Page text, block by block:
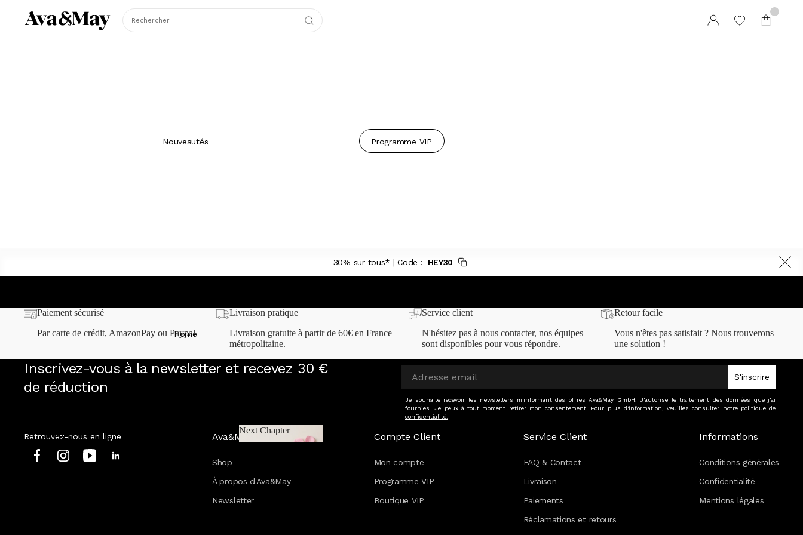
Rechercher
Nouveautés
Home
Home
Tous les produits
Next Chapter
Programme VIP
30% sur tous* | Code : HEY30
Paiement sécurisé
Par carte de crédit, AmazonPay ou Paypal.
Livraison pratique
Livraison gratuite à partir de 60€ en France
métropolitaine.
Service client
N'hésitez pas à nous contacter, nos équipes
sont disponibles pour vous répondre.
Retour facile
Vous n'êtes pas satisfait ? Nous trouverons
une solution !
Inscrivez-vous à la newsletter et recevez 30 €
de réduction
S'inscrire
Je souhaite recevoir les newsletters m'informant des offres Ava&May GmbH. J'autorise le traitement des données que j'ai
fournies. Je peux à tout moment retirer mon consentement. Pour plus d'information, veuillez consulter notre politique de
confidentialité.
Retrouvez-nous en ligne Ava&May
Shop
À propos d'Ava&May
Newsletter
Compte Client
Mon compte
Programme VIP
Boutique VIP
Service Client
FAQ & Contact
Livraison
Paiements
Réclamations et retours
Informations
Conditions générales
Confidentialité
Mentions légales